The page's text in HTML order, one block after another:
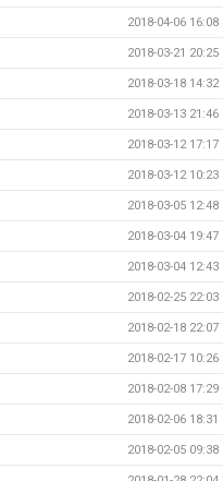
2018-04-06 16:08
2018-03-21 20:25
2018-03-18 14:32
2018-03-13 21:46
2018-03-12 17:17
2018-03-12 10:23
2018-03-05 12:48
2018-03-04 19:47
2018-03-04 12:43
2018-02-25 22:03
2018-02-18 22:07
2018-02-17 10:26
2018-02-08 17:29
2018-02-06 18:31
2018-02-05 09:38